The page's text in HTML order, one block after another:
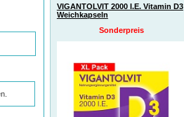
VIGANTOLVIT 2000 I.E. Vitamin D3
Weichkapseln
Sonderpreis